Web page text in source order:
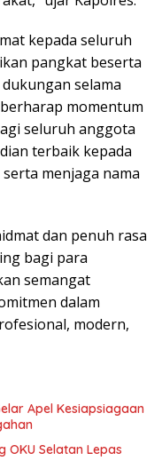
kepada seluruh
pangkat beserta
selama
momentum
seluruh anggota
terbaik kepada
menjaga nama
dan penuh rasa
bagi para
semangat
dalam
modern,
Apel Kesiapsiagaan
OKU Selatan Lepas